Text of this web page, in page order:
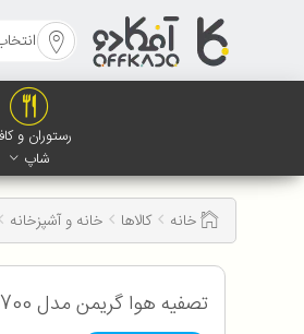
رستوران و
شاپ
خانه کالاها خانه و آشپزخانه
تصفیه هوا گریمن مدل GR-AP700 با فیلتر اضاف و ضمانت اصالت و سلامت